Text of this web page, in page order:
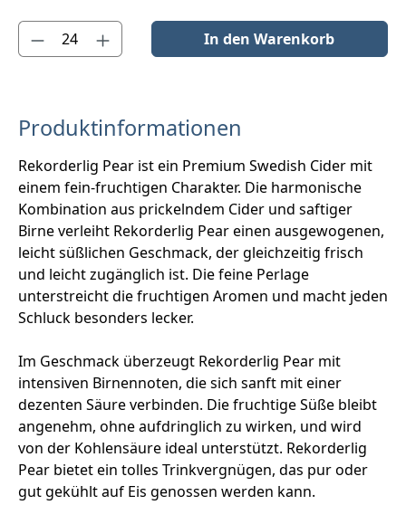
Produkt Anzahl: Gib den gewünschten Wert ein oder benutze
In den Warenkorb
Produktinformationen
Rekorderlig Pear ist ein Premium Swedish Cider mit
einem fein-fruchtigen Charakter. Die harmonische
Kombination aus prickelndem Cider und saftiger
Birne verleiht Rekorderlig Pear einen ausgewogenen,
leicht süßlichen Geschmack, der gleichzeitig frisch
und leicht zugänglich ist. Die feine Perlage
unterstreicht die fruchtigen Aromen und macht jeden
Schluck besonders lecker.
Im Geschmack überzeugt Rekorderlig Pear mit
intensiven Birnennoten, die sich sanft mit einer
dezenten Säure verbinden. Die fruchtige Süße bleibt
angenehm, ohne aufdringlich zu wirken, und wird
von der Kohlensäure ideal unterstützt. Rekorderlig
Pear bietet ein tolles Trinkvergnügen, das pur oder
gut gekühlt auf Eis genossen werden kann.